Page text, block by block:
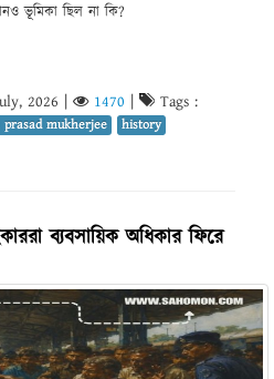
ভূমিকা ছিল না কি?
2026 | 1470 | Tags :
prasad mukherjee
history
ব্যবসায়িক অধিকার ফিরে